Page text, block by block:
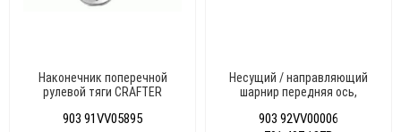
Наконечник поперечной
рулевой тяги CRAFTER
903 91VV05895
Несущий / направляющий
шарнир передняя ось,
903 92VV00006